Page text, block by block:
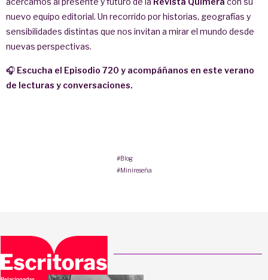
nuevo equipo editorial. Un recorrido por historias, geografías y
sensibilidades distintas que nos invitan a mirar el mundo desde
nuevas perspectivas.
🎧 Escucha el Episodio 720 y acompáñanos en este verano
de lecturas y conversaciones.
#Blog
#Minireseña